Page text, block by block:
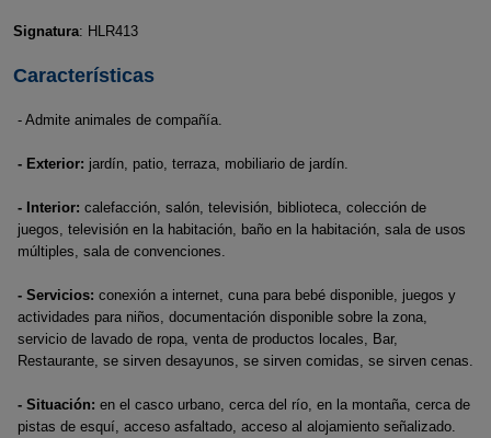
Signatura: HLR413
Características
- Admite animales de compañía.
- Exterior: jardín, patio, terraza, mobiliario de jardín.
- Interior: calefacción, salón, televisión, biblioteca, colección de
juegos, televisión en la habitación, baño en la habitación, sala de usos
múltiples, sala de convenciones.
- Servicios: conexión a internet, cuna para bebé disponible, juegos y
actividades para niños, documentación disponible sobre la zona,
servicio de lavado de ropa, venta de productos locales, Bar,
Restaurante, se sirven desayunos, se sirven comidas, se sirven cenas.
- Situación: en el casco urbano, cerca del río, en la montaña, cerca de
pistas de esquí, acceso asfaltado, acceso al alojamiento señalizado.